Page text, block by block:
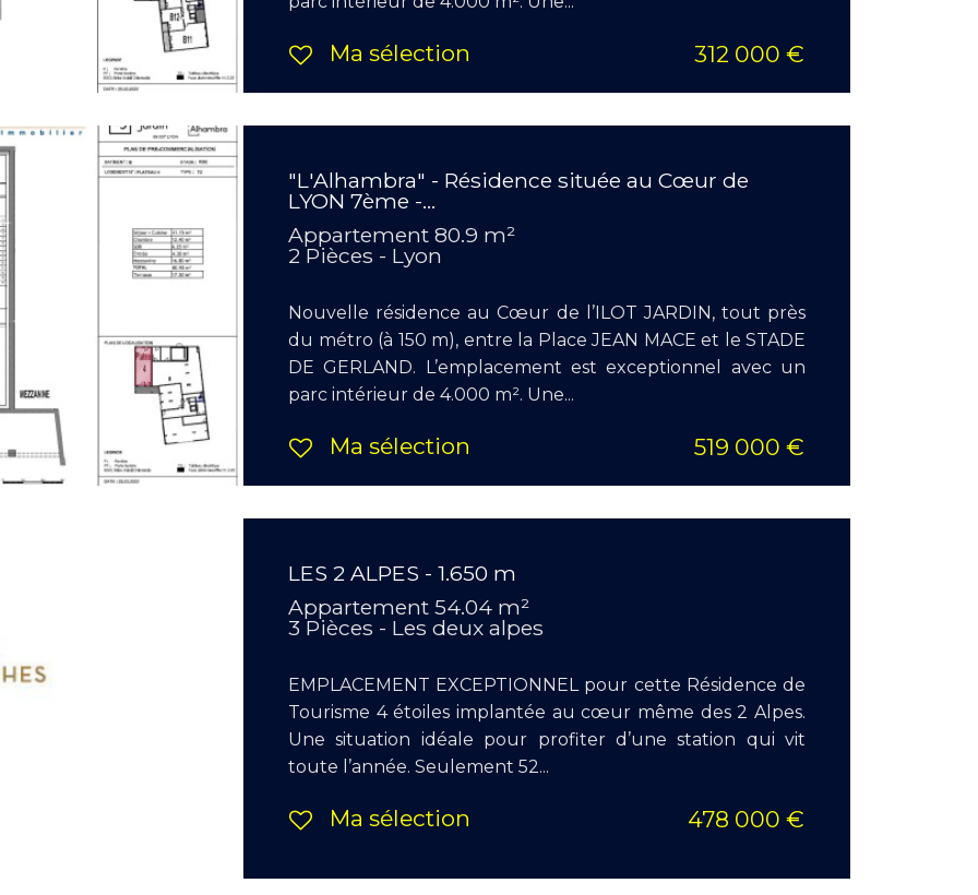
Ma sélection 312 000 €
"L'Alhambra" - Résidence située au Cœur de
LYON 7ème -...
Appartement 80.9 m²
2 Pièces - Lyon
Nouvelle résidence au Cœur de l’ILOT JARDIN, tout près
du métro (à 150 m), entre la Place JEAN MACE et le STADE
DE GERLAND. L’emplacement est exceptionnel avec un
parc intérieur de 4.000 m². Une...
Ma sélection 519 000 €
LES 2 ALPES - 1.650 m
Appartement 54.04 m²
3 Pièces - Les deux alpes
EMPLACEMENT EXCEPTIONNEL pour cette Résidence de
Tourisme 4 étoiles implantée au cœur même des 2 Alpes.
Une situation idéale pour profiter d’une station qui vit
toute l’année. Seulement 52...
Ma sélection 478 000 €